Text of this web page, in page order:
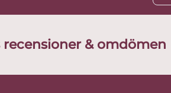
recensioner & omdömen